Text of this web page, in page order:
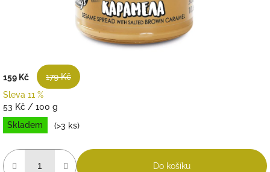
159 Kč
179 Kč
Sleva 11 %
Měrná
cena:
53 Kč / 100 g
Skladem
(>3 ks)
Do košíku